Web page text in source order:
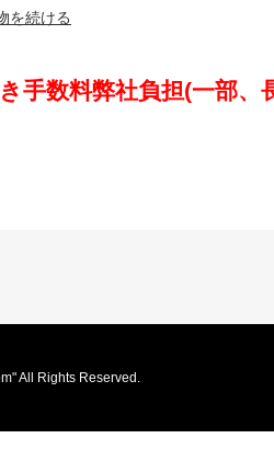
手数料弊社負担(一部、
All Rights Reserved.